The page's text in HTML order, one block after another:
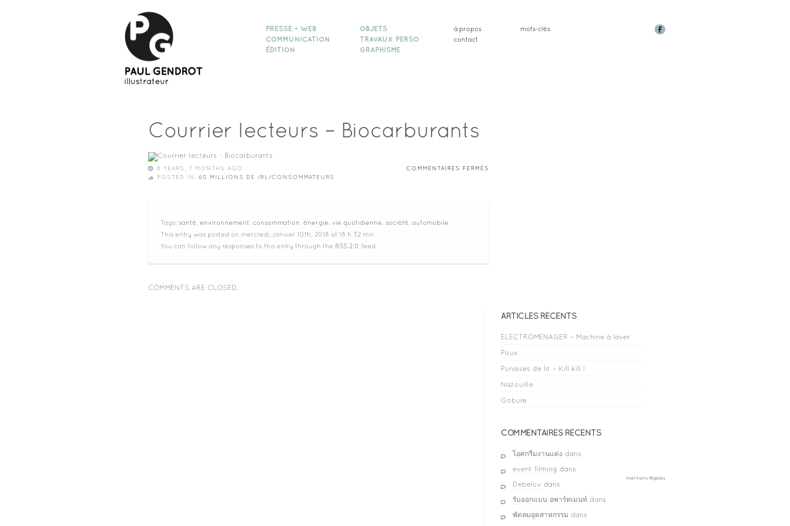
PRESSE • WEB
COMMUNICATION
ÉDITION
OBJETS
TRAVAUX PERSO
GRAPHISME
à propos
contact
mots-clés
Courrier lecteurs – Biocarburants
8 YEARS, 7 MONTHS AGO COMMENTAIRES FERMÉS
POSTED IN: 60 MILLIONS DE /RL/CONSOMMATEURS
Tags: santé environnement consommation énergie vie quotidienne société automobile
This entry was posted on mercredi, janvier 10th, 2018 at 18 h 32 min
You can follow any responses to this entry through the RSS 2.0 feed.
COMMENTS ARE CLOSED.
ARTICLES RÉCENTS
ELECTROMENAGER – Machine à laver
Poux
Punaises de lit – Kill kill !
Nazouille
Gobure
COMMENTAIRES RÉCENTS
ไอศกรีมงานแต่ง dans
event filming dans
Debelov dans
รับออกแบบ อพาร์ทเมนท์ dans
พัดลมอุตสาหกรรม dans
mentions légales